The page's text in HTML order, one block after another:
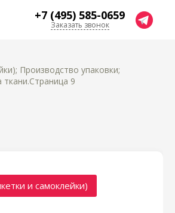
+7 (495) 585-0659
Заказать звонок
Производство упаковки;
9
и самоклейки)